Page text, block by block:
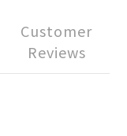
Customer
Reviews